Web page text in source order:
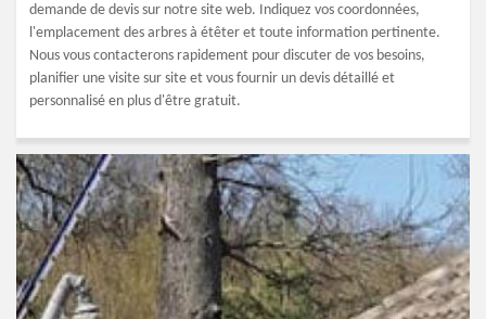
demande de devis sur notre site web. Indiquez vos coordonnées,
l'emplacement des arbres à étêter et toute information pertinente.
Nous vous contacterons rapidement pour discuter de vos besoins,
planifier une visite sur site et vous fournir un devis détaillé et
personnalisé en plus d'être gratuit.